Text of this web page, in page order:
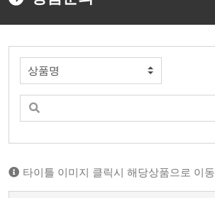
타이틀 이미지 클릭시 해당상품으로 이동